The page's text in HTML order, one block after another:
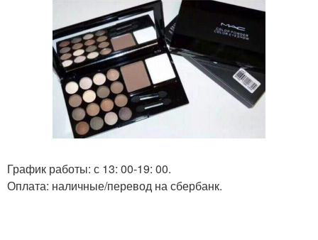
График работы: с 13: 00-19: 00.
Оплата: наличные/перевод на сбербанк.